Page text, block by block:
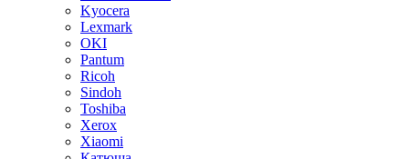
Kyocera
Lexmark
OKI
Pantum
Ricoh
Sindoh
Toshiba
Xerox
Xiaomi